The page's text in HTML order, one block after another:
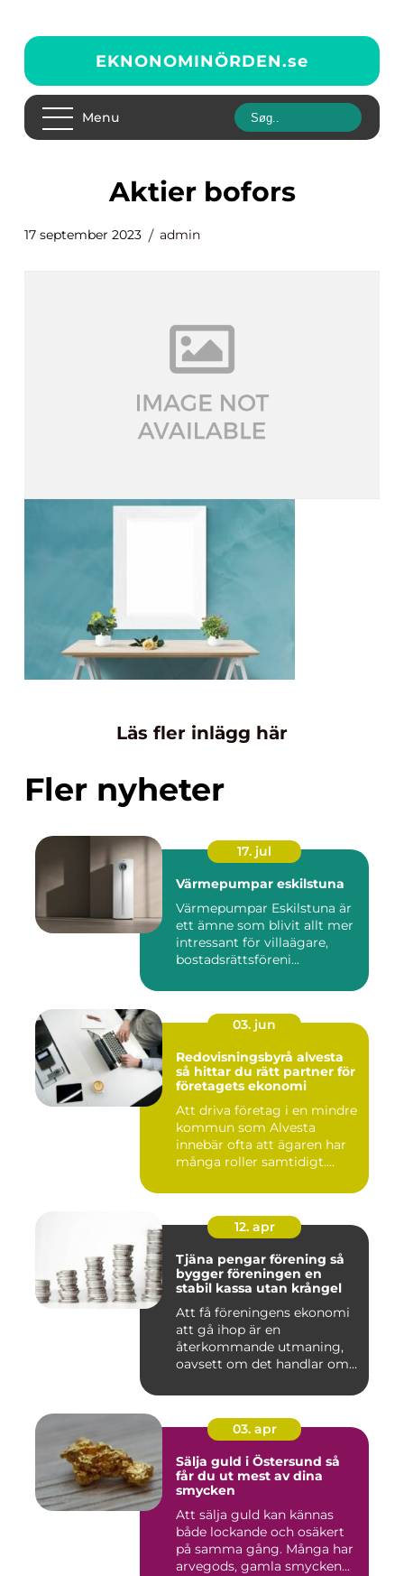
EKNONOMINÖRDEN.se
Menu
aktier bofors
17 september 2023 admin
Läs fler inlägg här
Fler nyheter
17. jul
Värmepumpar eskilstuna
Värmepumpar Eskilstuna är
ett ämne som blivit allt mer
intressant för villaägare,
bostadsrättsföreni...
03. jun
Redovisningsbyrå alvesta
så hittar du rätt partner för
företagets ekonomi
Att driva företag i en mindre
kommun som Alvesta
innebär ofta att ägaren har
många roller samtidigt....
12. apr
Tjäna pengar förening så
bygger föreningen en
stabil kassa utan krångel
Att få föreningens ekonomi
att gå ihop är en
återkommande utmaning,
oavsett om det handlar om
03. apr
Sälja guld i Östersund så
får du ut mest av dina
smycken
Att sälja guld kan kännas
både lockande och osäkert
på samma gång. Många har
arvegods, gamla smycken...